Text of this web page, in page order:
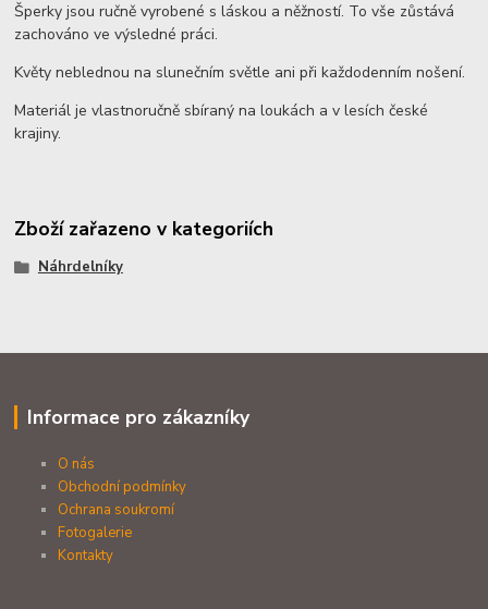
Šperky jsou ručně vyrobené s láskou a něžností. To vše zůstává
zachováno ve výsledné práci.
Květy neblednou na slunečním světle ani při každodenním nošení.
Materiál je vlastnoručně sbíraný na loukách a v lesích české
krajiny.
Zboží zařazeno v kategoriích
Náhrdelníky
Informace pro zákazníky
O nás
Obchodní podmínky
Ochrana soukromí
Fotogalerie
Kontakty